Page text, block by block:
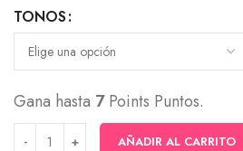
TONOS
Gana hasta 7Points Puntos.
AÑADIR AL CARRITO